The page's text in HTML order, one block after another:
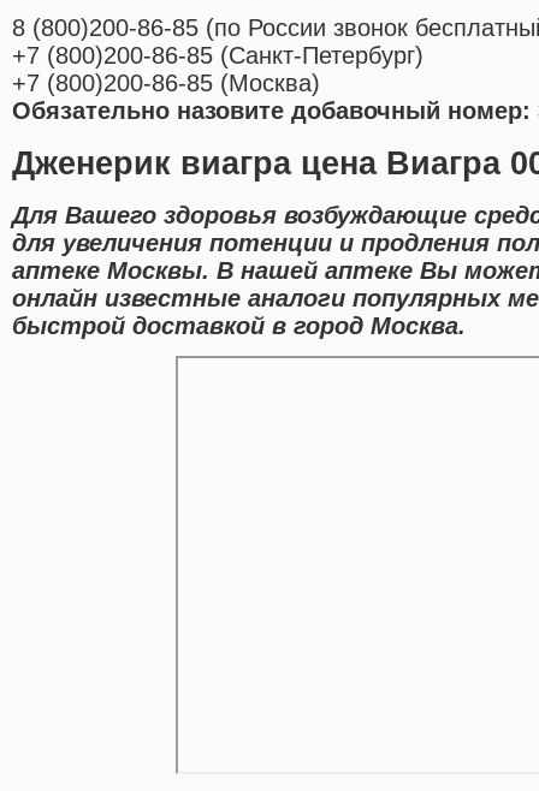
8 (800)200-86-85 (по России звонок
+7 (800)200-86-85 (Санкт-Петербург)
+7 (800)200-86-85 (Москва)
Обязательно назовите добавочный номер:
Дженерик виагра цена Виагра
Для Вашего здоровья возбуждающие
для увеличения потенции и продления
аптеке Москвы. В нашей аптеке Вы
онлайн известные аналоги популярных
быстрой доставкой в город Москва.